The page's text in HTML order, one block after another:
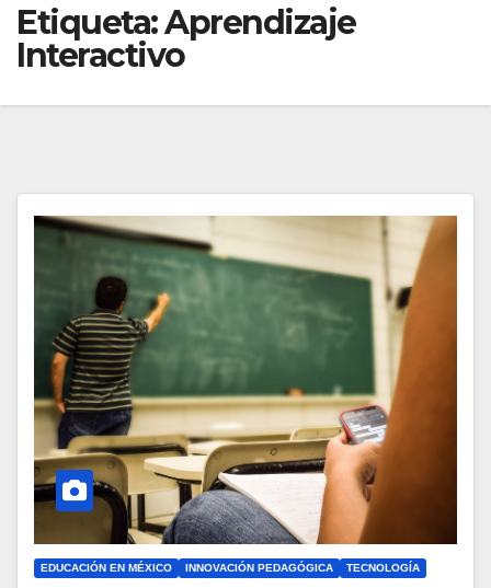
Etiqueta:Aprendizaje
Interactivo
EDUCACIÓN EN MÉXICO INNOVACIÓN PEDAGÓGICA TECNOLOGÍA